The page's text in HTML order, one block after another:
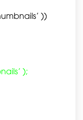
))
);